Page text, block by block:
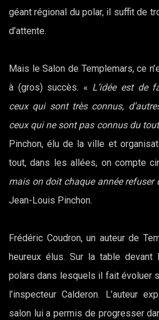
géant régional du polar, il suffit de
d’attente.
Mais le Salon de Templemars, ce
à (gros) succès. « L’idée est de
ceux qui sont très connus,
ceux qui ne sont pas connus du tout
Pinchon, élu de la ville et
tout, dans les allées, on compte
mais on doit chaque année refuser
Jean-Louis Pinchon.
Frédéric Coudron, un auteur de
heureux élus. Sur la table
polars dans lesquels il fait évoluer
l’inspecteur Calderon. L’auteur
salon lui a permis de progresser